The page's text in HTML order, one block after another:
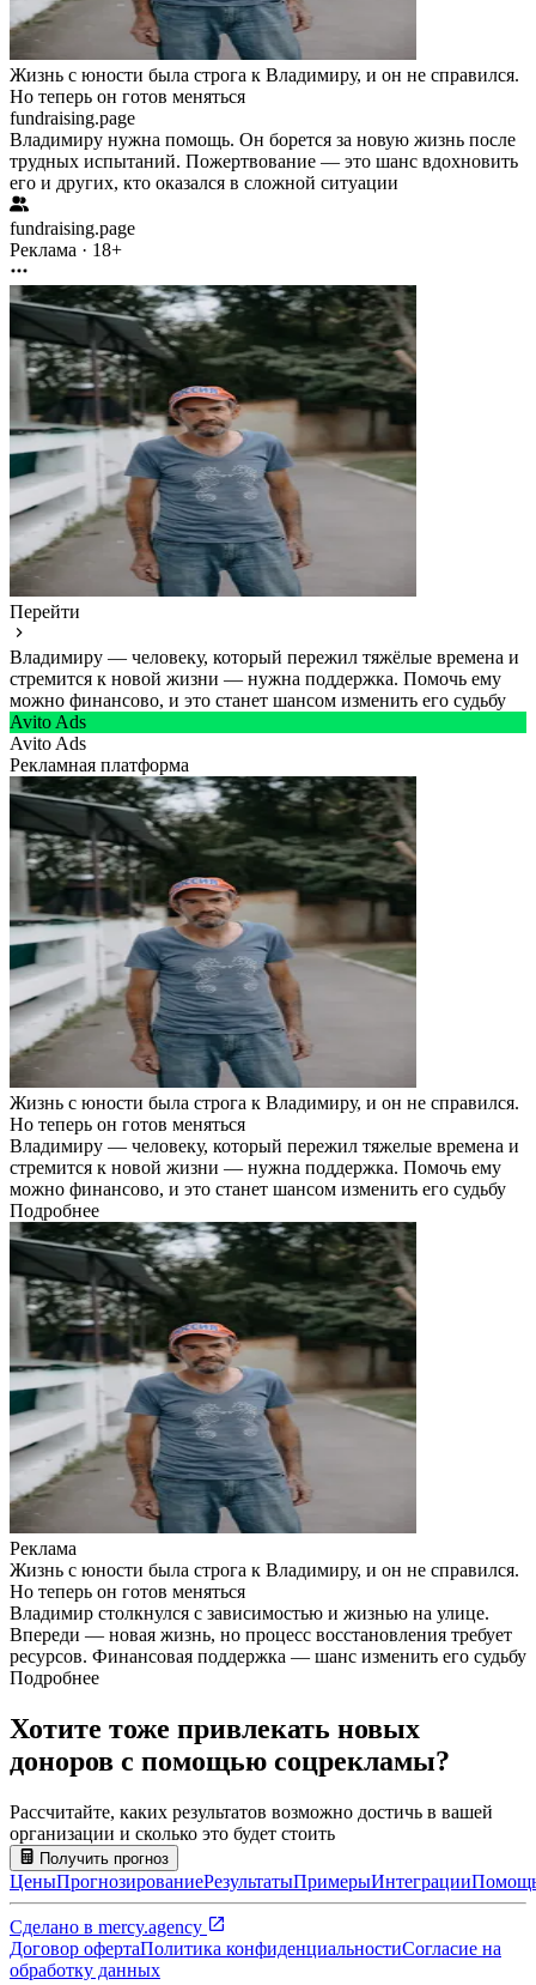
Жизнь с юности была строга к Владимиру, и он не справился.
Но теперь он готов меняться
fundraising.page
Владимиру нужна помощь. Он борется за новую жизнь после
трудных испытаний. Пожертвование — это шанс вдохновить
его и других, кто оказался в сложной ситуации
fundraising.page
Реклама · 18+
Перейти
Владимиру — человеку, который пережил тяжёлые времена и
стремится к новой жизни — нужна поддержка. Помочь ему
можно финансово, и это станет шансом изменить его судьбу
Avito Ads
Avito Ads
Рекламная платформа
Жизнь с юности была строга к Владимиру, и он не справился.
Но теперь он готов меняться
Владимиру — человеку, который пережил тяжелые времена и
стремится к новой жизни — нужна поддержка. Помочь ему
можно финансово, и это станет шансом изменить его судьбу
Подробнее
Реклама
Жизнь с юности была строга к Владимиру, и он не справился.
Но теперь он готов меняться
Владимир столкнулся с зависимостью и жизнью на улице.
Впереди — новая жизнь, но процесс восстановления требует
ресурсов. Финансовая поддержка — шанс изменить его судьбу
Подробнее
Хотите тоже привлекать новых
доноров с помощью соцрекламы?
Рассчитайте, каких результатов возможно достичь в вашей
организации и сколько это будет стоить
Получить прогноз
ЦеныПрогнозированиеРезультатыПримерыИнтеграции
Сделано в mercy.agency
Договор офертаПолитика конфиденциальностиСогласие на
обработку данных